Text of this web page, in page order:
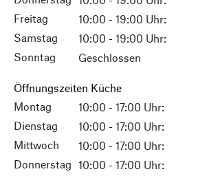
Freitag
10:00 - 19:00 Uhr:
Samstag
10:00 - 19:00 Uhr:
Sonntag
Geschlossen
Öffnungszeiten Küche
Montag
10:00 - 17:00 Uhr:
Dienstag
10:00 - 17:00 Uhr:
Mittwoch
10:00 - 17:00 Uhr:
Donnerstag 10:00 - 17:00 Uhr: